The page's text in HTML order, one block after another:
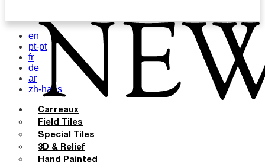
en
pt-pt
fr
de
ar
zh-hans
Carreaux
Field Tiles
Special Tiles
3D & Relief
Hand Painted